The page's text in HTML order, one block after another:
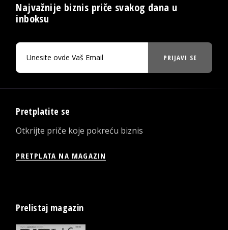
Najvažnije biznis priče svakog dana u
inboksu
PRIJAVI SE
Pretplatite se
Otkrijte priče koje pokreću biznis
PRETPLATA NA MAGAZIN
Prelistaj magazin